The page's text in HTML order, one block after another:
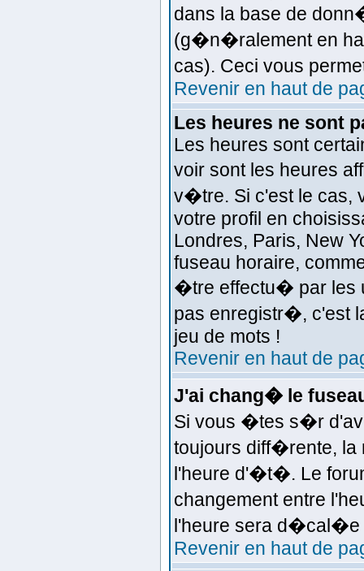
dans la base de
(g�n�ralement en
cas). Ceci vous
Revenir en haut de
Les heures ne sont
Les heures sont
voir sont les heures
v�tre. Si c'est le cas,
votre profil en
Londres, Paris, New
fuseau horaire,
�tre effectu� par les
pas enregistr�, c'est
jeu de mots !
Revenir en haut de
J'ai chang� le
Si vous �tes s�r
toujours diff�rente,
l'heure d'�t�. Le
changement entre
l'heure sera d�cal�e
Revenir en haut de